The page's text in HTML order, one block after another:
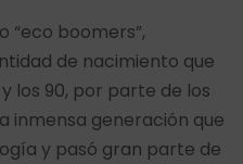
“eco boomers”,
de nacimiento que
los 90, por parte de los
inmensa generación que
y pasó gran parte de